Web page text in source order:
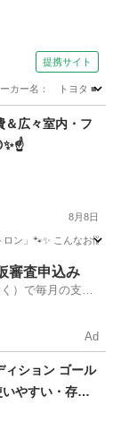
提携サイト
カー名： トヨタ
＆広々室内・フ
8月8日
ン」🐾✨ こんなお
審査申込み
）で毎月の支払
Ad
ィション ゴール
やすい・存在